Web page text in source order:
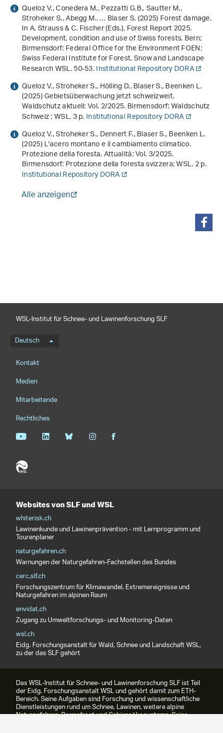
Queloz V., Conedera M., Pezzatti G.B., Sautter M.,
Stroheker S., Abegg M., … Blaser S. (2025) Forest damage.
In A. Strauss & C. Fischer (Eds.),Forest Report 2025.
Development, condition and use of Swiss forests. Bern;
Birmensdorf: Federal Office for the Environment FOEN;
Swiss Federal Institute for Forest, Snow and Landscape
Research WSL. 50-53.Institutional Repository DORA
Queloz V., Stroheker S., Hölling D., Blaser S., Beenken L.
(2025)Gebietsüberwachung jetzt schweizweit.
Waldschutz aktuell: Vol. 2/2025. Birmensdorf: Waldschutz
Schweiz ; WSL. 3 p.Institutional Repository DORA
Queloz V., Stroheker S., Dennert F., Blaser S., Beenken L.
(2025)L'acero montano e il cambiamento climatico.
Protezione della foresta. Attualità: Vol. 3/2025.
Birmensdorf: Protezione della foresta svizzera; WSL. 2 p.
Institutional Repository DORA
Alle anzeigen
WSL-Institut für Schnee- und Lawinenforschung SLF
Sprachmenü
Deutsch
Footernavigation
Kontakt
Medien
Mitarbeitende
Rechtliches
Websites von SLF und WSL
whiterisk.ch
Lawinenkunde und Lawinenprävention - mit Lernprogramm und
Tourenplaner
naturgefahren.ch
Warnungen der Naturgefahren-Fachstellen des Bundes
cerc.slf.ch
Forschungszentrum für Klimawandel, Extremereignisse und
Naturgefahren im alpinen Raum
envidat.ch
Zugang zu Umweltforschungs- und Monitoring-Daten
wsl.ch
Eidg. Forschungsanstalt für Wald, Schnee und Landschaft WSL,
zu der das SLF gehört
Das WSL-Institut für Schnee- und Lawinenforschung SLF ist Teil
der Eidg. Forschungsanstalt WSL und gehört damit zum ETH-
Bereich. Seine Aufgaben sind Forschung und wissenschaftliche
Dienstleistungen rund um Schnee, Lawinen, weitere alpine
Naturgefahren, Permafrost und Gebirgsökosysteme. Seine